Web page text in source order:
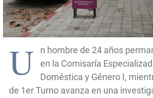
U
n hombre de 24 años
en la Comisaría
Doméstica y Género I,
de 1er Turno avanza en una